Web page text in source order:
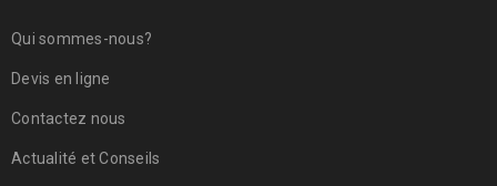
Qui sommes-nous?
Devis en ligne
Contactez nous
Actualité et Conseils